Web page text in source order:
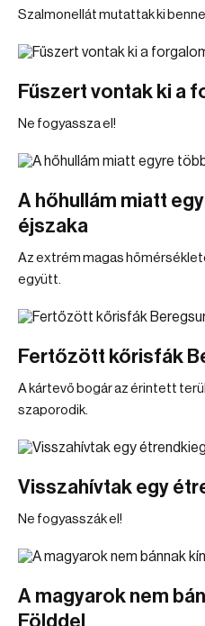
Szalmonellát mutattak ki
Fűszert vontak ki a
Ne fogyassza el!
A hőhullám miatt
éjszaka
Az extrém magas
együtt.
Fertőzött kőrisfák
A kártevő bogár az érintett
szaporodik.
Visszahívtak egy
Ne fogyasszák el!
A magyarok nem
Földdel